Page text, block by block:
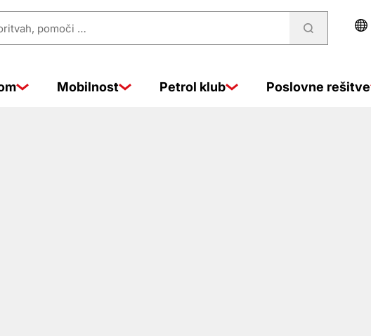
Mobilnost Petrol klub Poslovne rešitve